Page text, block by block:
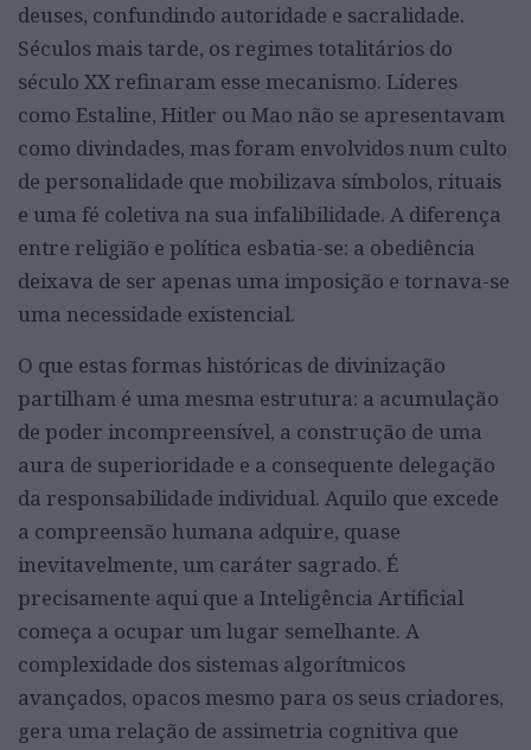
deuses, confundindo autoridade e sacralidade.
Séculos mais tarde, os regimes totalitários do
século XX refinaram esse mecanismo. Líderes
como Estaline, Hitler ou Mao não se apresentavam
como divindades, mas foram envolvidos num culto
de personalidade que mobilizava símbolos, rituais
e uma fé coletiva na sua infalibilidade. A diferença
entre religião e política esbatia-se: a obediência
deixava de ser apenas uma imposição e tornava-se
uma necessidade existencial.
O que estas formas históricas de divinização
partilham é uma mesma estrutura: a acumulação
de poder incompreensível, a construção de uma
aura de superioridade e a consequente delegação
da responsabilidade individual. Aquilo que excede
a compreensão humana adquire, quase
inevitavelmente, um caráter sagrado. É
precisamente aqui que a Inteligência Artificial
começa a ocupar um lugar semelhante. A
complexidade dos sistemas algorítmicos
avançados, opacos mesmo para os seus criadores,
gera uma relação de assimetria cognitiva que